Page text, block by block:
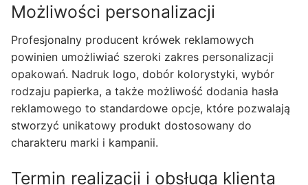
Możliwości personalizacji
Profesjonalny producent krówek reklamowych
powinien umożliwiać szeroki zakres personalizacji
opakowań. Nadruk logo, dobór kolorystyki, wybór
rodzaju papierka, a także możliwość dodania hasła
reklamowego to standardowe opcje, które pozwalają
stworzyć unikatowy produkt dostosowany do
charakteru marki i kampanii.
Termin realizacji i obsługa klienta